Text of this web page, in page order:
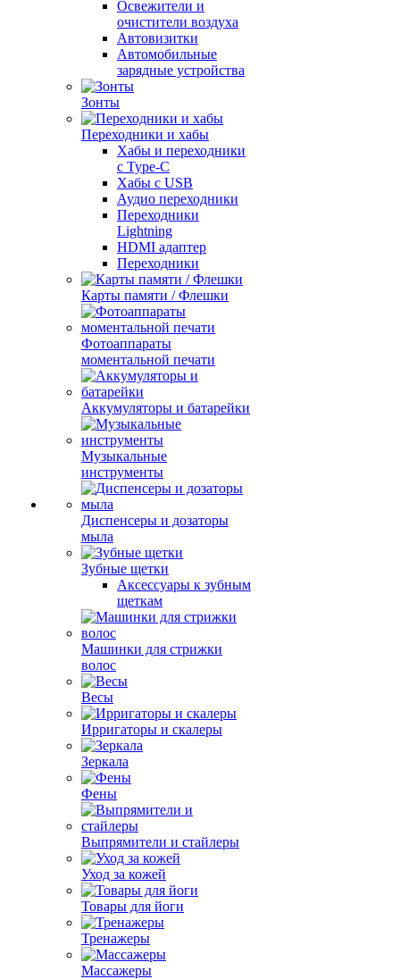
Освежители и
очистители воздуха
Автовизитки
Автомобильные
зарядные устройства
Зонты
Переходники и хабы
Хабы и переходники
с Type-C
Хабы с USB
Аудио переходники
Переходники
Lightning
HDMI адаптер
Переходники
Карты памяти / Флешки
Фотоаппараты
моментальной печати
Аккумуляторы и батарейки
Музыкальные
инструменты
Диспенсеры и дозаторы
мыла
Зубные щетки
Аксессуары к зубным
щеткам
Машинки для стрижки
волос
Весы
Ирригаторы и скалеры
Зеркала
Фены
Выпрямители и стайлеры
Уход за кожей
Товары для йоги
Тренажеры
Массажеры